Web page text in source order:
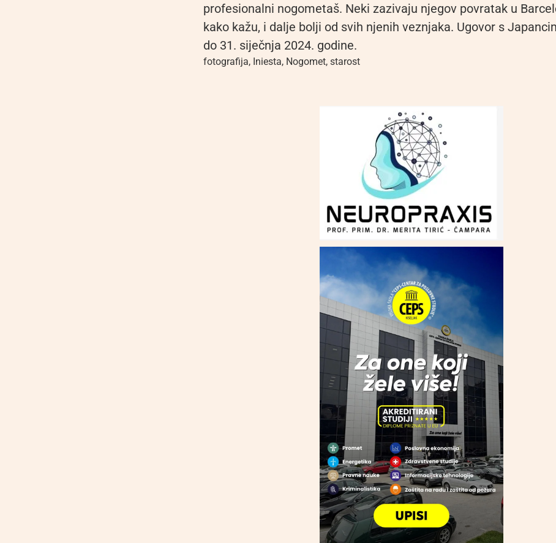
profesionalni nogometaš. Neki zazivaju njegov povratak u
kako kažu, i dalje bolji od svih njenih veznjaka. Ugovor s
do 31. siječnja 2024. godine.
fotografija, Iniesta, Nogomet, starost